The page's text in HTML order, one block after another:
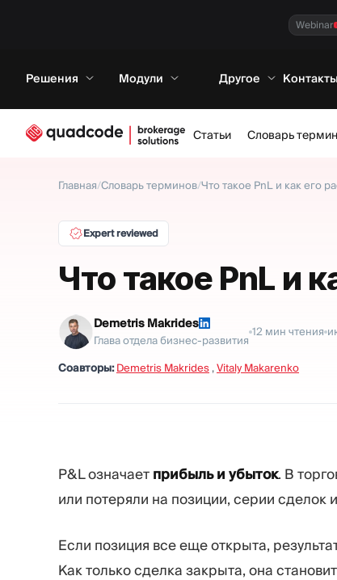
Webinar
Решения Модули Другое Контакты
Статьи Словарь
Главная/Словарь терминов/Что такое PnL и как его
Expert reviewed
Что такое PnL и
Demetris Makrides
Глава отдела бизнес-развития
12 мин чтения
Соавторы: Demetris Makrides ,Vitaly Makarenko
P&L означает прибыль и убыток. В
или потеряли на позиции, серии
Если позиция все еще открыта,
Как только сделка закрыта, она